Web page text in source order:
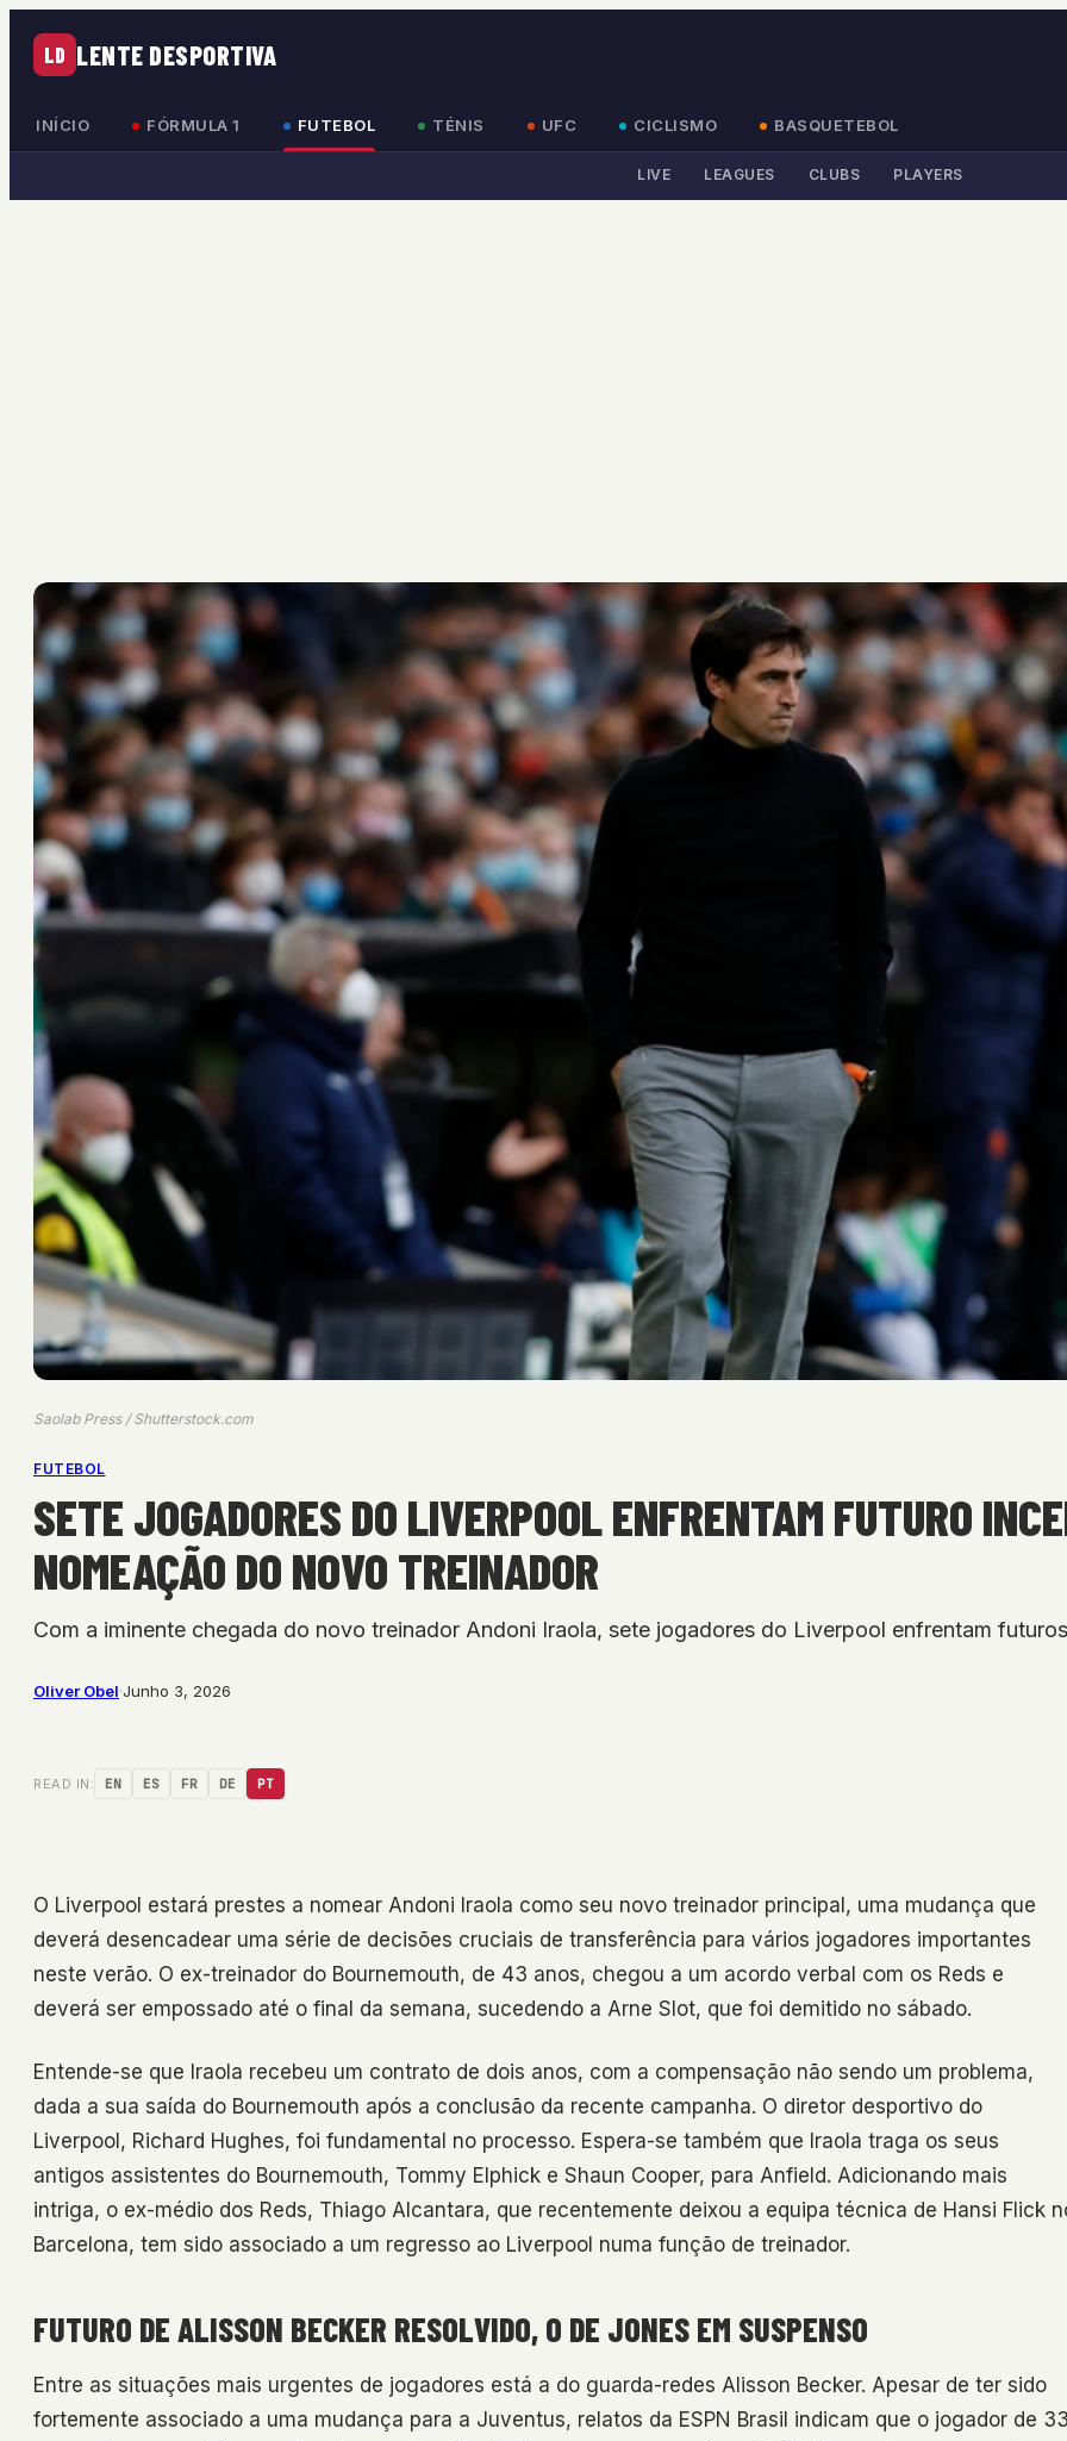
LD LENTE DESPORTIVA
INÍCIO FÓRMULA 1 FUTEBOL TÉNIS UFC CICLISMO BASQUETEBOL
LIVE LEAGUES CLUBS PLAYERS
Saolab Press / Shutterstock.com
FUTEBOL
SETE JOGADORES DO LIVERPOOL ENFRENTAM FUTURO
NOMEAÇÃO DO NOVO TREINADOR
Com a iminente chegada do novo treinador Andoni Iraola, sete jogadores do Liverpool enfrentam
Oliver Obel·Junho 3, 2026
READ IN: EN ES FR DE PT
O Liverpool estará prestes a nomear Andoni Iraola como seu novo treinador principal, uma mudança que
deverá desencadear uma série de decisões cruciais de transferência para vários jogadores importantes
neste verão. O ex-treinador do Bournemouth, de 43 anos, chegou a um acordo verbal com os Reds e
deverá ser empossado até o final da semana, sucedendo a Arne Slot, que foi demitido no sábado.
Entende-se que Iraola recebeu um contrato de dois anos, com a compensação não sendo um problema,
dada a sua saída do Bournemouth após a conclusão da recente campanha. O diretor desportivo do
Liverpool, Richard Hughes, foi fundamental no processo. Espera-se também que Iraola traga os seus
antigos assistentes do Bournemouth, Tommy Elphick e Shaun Cooper, para Anfield. Adicionando mais
intriga, o ex-médio dos Reds, Thiago Alcantara, que recentemente deixou a equipa técnica de Hansi Flick
Barcelona, tem sido associado a um regresso ao Liverpool numa função de treinador.
FUTURO DE ALISSON BECKER RESOLVIDO, O DE JONES EM SUSPENSO
Entre as situações mais urgentes de jogadores está a do guarda-redes Alisson Becker. Apesar de ter sido
fortemente associado a uma mudança para a Juventus, relatos da ESPN Brasil indicam que o jogador de